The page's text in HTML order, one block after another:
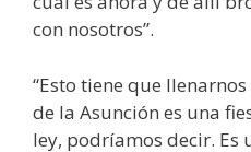
con nosotros”.
“Esto tiene que
de la Asunción es una
ley, podríamos decir. Es